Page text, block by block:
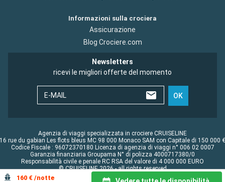
160 € /notte
Informazioni sulla crociera
Assicurazione
Blog Crociere.com
Newsletters
ricevi le migliori offerte del momento
E-MAIL OK
Agenzia di viaggi specializzata in crociere CRUISELINE
16 rue du gabian Les flots bleus MC 98 000 Monaco SAM con Capitale di 150 000 €
Codice Fiscale : 96072370180 Licenza di agenzia di viaggi n° 006 02 0007
Garanzia finanziaria Groupama N° di polizza 4000717380/0
Responsabilità civile e penale RC RSA del valore di 4 000 000 EURO
© CRUISELINE 2026 - all rights reserved